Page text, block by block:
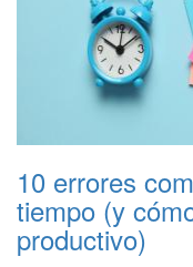
10 errores
tiempo (y
productivo)